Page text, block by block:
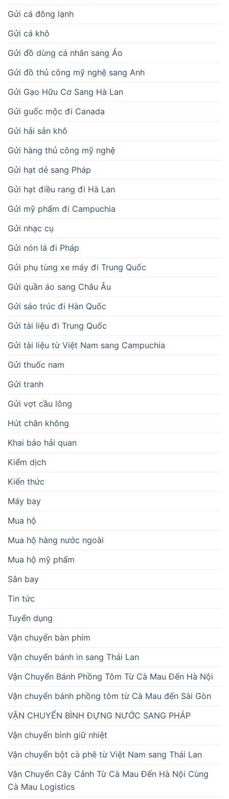
Gửi cá đông lạnh
Gửi cá khô
Gửi đồ dùng cá nhân sang Áo
Gửi đồ thủ công mỹ nghệ sang Anh
Gửi Gạo Hữu Cơ Sang Hà Lan
Gửi guốc mộc đi Canada
Gửi hải sản khô
Gửi hàng thủ công mỹ nghệ
Gửi hạt dẻ sang Pháp
Gửi hạt điều rang đi Hà Lan
Gửi mỹ phẩm đi Campuchia
Gửi nhạc cụ
Gửi nón lá đi Pháp
Gửi phụ tùng xe máy đi Trung Quốc
Gửi quần áo sang Châu Âu
Gửi sáo trúc đi Hàn Quốc
Gửi tài liệu đi Trung Quốc
Gửi tài liệu từ Việt Nam sang Campuchia
Gửi thuốc nam
Gửi tranh
Gửi vợt cầu lông
Hút chân không
Khai báo hải quan
Kiểm dịch
Kiến thức
Máy bay
Mua hộ
Mua hộ hàng nước ngoài
Mua hộ mỹ phẩm
Sân bay
Tin tức
Tuyển dụng
Vận chuyển bàn phím
Vận chuyển bánh in sang Thái Lan
Vận Chuyển Bánh Phồng Tôm Từ Cà Mau Đến Hà Nội
Vận chuyển bánh phồng tôm từ Cà Mau đến Sài Gòn
VẬN CHUYỂN BÌNH ĐỰNG NƯỚC SANG PHÁP
Vận chuyển bình giữ nhiệt
Vận chuyển bột cà phê từ Việt Nam sang Thái Lan
Vận Chuyển Cây Cảnh Từ Cà Mau Đến Hà Nội Cùng
Cà Mau Logistics